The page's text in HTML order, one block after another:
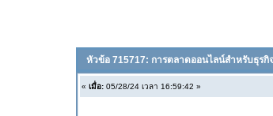
หัวข้อ 715717: การตลาดออนไลน์สำหรับธุร
« เมื่อ: 05/28/24 เวลา 16:59:42 »